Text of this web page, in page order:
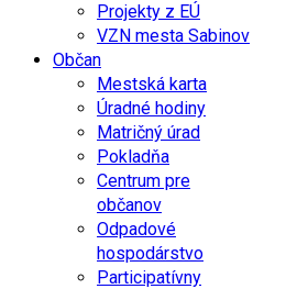
Projekty z EÚ
VZN mesta Sabinov
Občan
Mestská karta
Úradné hodiny
Matričný úrad
Pokladňa
Centrum pre
občanov
Odpadové
hospodárstvo
Participatívny